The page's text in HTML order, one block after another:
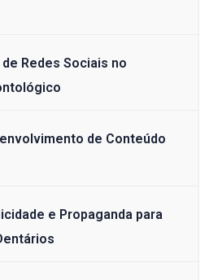
Redes Sociais no
de Conteúdo
e Propaganda para